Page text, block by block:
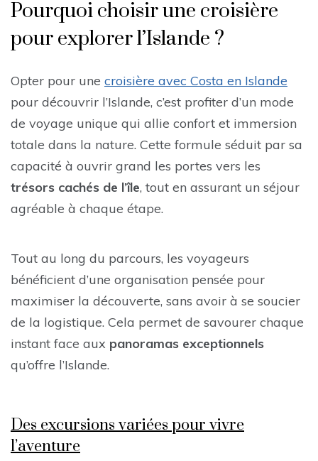
Pourquoi choisir une croisière
pour explorer l’Islande ?
Opter pour une croisière avec Costa en Islande
pour découvrir l’Islande, c’est profiter d’un mode
de voyage unique qui allie confort et immersion
totale dans la nature. Cette formule séduit par sa
capacité à ouvrir grand les portes vers les
trésors cachés de l’île, tout en assurant un séjour
agréable à chaque étape.
Tout au long du parcours, les voyageurs
bénéficient d’une organisation pensée pour
maximiser la découverte, sans avoir à se soucier
de la logistique. Cela permet de savourer chaque
instant face aux panoramas exceptionnels
qu’offre l’Islande.
Des excursions variées pour vivre
l’aventure